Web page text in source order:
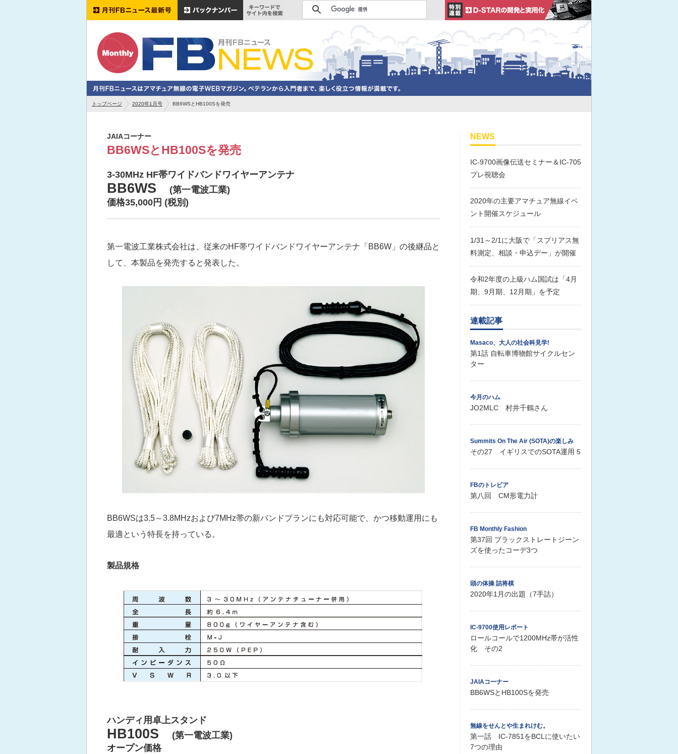
トップページ 2020年1月号 BB6WSとHB100Sを発売
JAIAコーナー
BB6WSとHB100Sを発売
3-30MHz HF帯ワイドバンドワイヤーアンテナ
BB6WS
(第一電波工業)
価格35,000円 (税別)
第一電波工業株式会社は、従来のHF帯ワイドバンドワイヤーアンテナ「BB6W」の後継品と
して、本製品を発売すると発表した。
BB6WSは3.5～3.8MHzおよび7MHz帯の新バンドプランにも対応可能で、かつ移動運用にも
最適という特長を持っている。
製品規格
ハンディ用卓上スタンド
HB100S
(第一電波工業)
オープン価格
NEWS
IC-9700画像伝送セミナー＆IC-705
プレ視聴会
2020年の主要アマチュア無線イベ
ント開催スケジュール
1/31～2/1に大阪で「スプリアス無
料測定、相談・申込デー」が開催
令和2年度の上級ハム国試は「4月
期、9月期、12月期」を予定
連載記事
Masaco、大人の社会科見学!
第1話 自転車博物館サイクルセン
ター
今月のハム
JO2MLC 村井千鶴さん
Summits On The Air (SOTA)の楽しみ
その27 イギリスでのSOTA運用 5
FBのトレビア
第八回 CM形電力計
FB Monthly Fashion
第37回 ブラックストレートジーン
ズを使ったコーデ3つ
頭の体操 詰将棋
2020年1月の出題（7手詰）
IC-9700使用レポート
ロールコールで1200MHz帯が活性
化 その2
JAIAコーナー
BB6WSとHB100Sを発売
無線をせんとや生まれけむ。
第一話 IC-7851をBCLに使いたい
7つの理由